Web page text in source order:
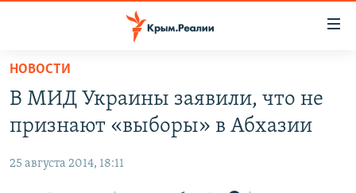
Вернуться
основному
содержанию
Вернутся
СПЕЦПРОЕКТЫ
КАРТА ВОЕННЫХ ОБЪЕКТОВ КРЫМА
ВОДА
ИСТОРИЯ
НОВОСТИ
В МИД Украины заявили, что не
признают «выборы» в Абхазии
25 августа 2014, 18:11